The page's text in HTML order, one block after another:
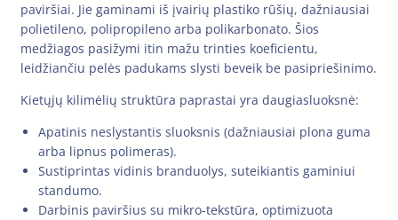
paviršiai. Jie gaminami iš įvairių plastiko rūšių, dažniausiai
polietileno, polipropileno arba polikarbonato. Šios
medžiagos pasižymi itin mažu trinties koeficientu,
leidžiančiu pelės padukams slysti beveik be pasipriešinimo.
Kietųjų kilimėlių struktūra paprastai yra daugiasluoksnė:
Apatinis neslystantis sluoksnis (dažniausiai plona guma
arba lipnus polimeras).
Sustiprintas vidinis branduolys, suteikiantis gaminiui
standumo.
Darbinis paviršius su mikro-tekstūra, optimizuota